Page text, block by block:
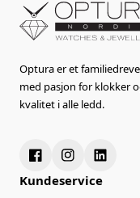
Optura er et
med pasjon for klokker
kvalitet i alle ledd.
Kundeservice